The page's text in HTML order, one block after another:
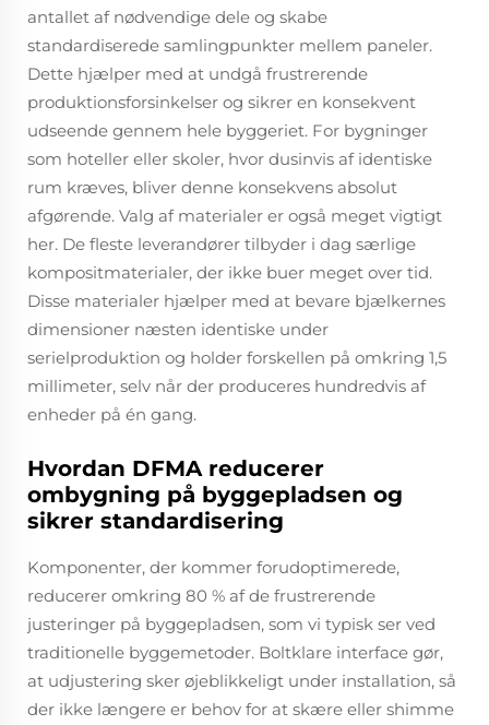
antallet af nødvendige dele og skabe
standardiserede samlingpunkter mellem paneler.
Dette hjælper med at undgå frustrerende
produktionsforsinkelser og sikrer en konsekvent
udseende gennem hele byggeriet. For bygninger
som hoteller eller skoler, hvor dusinvis af identiske
rum kræves, bliver denne konsekvens absolut
afgørende. Valg af materialer er også meget vigtigt
her. De fleste leverandører tilbyder i dag særlige
kompositmaterialer, der ikke buer meget over tid.
Disse materialer hjælper med at bevare bjælkernes
dimensioner næsten identiske under
serielproduktion og holder forskellen på omkring 1,5
millimeter, selv når der produceres hundredvis af
enheder på én gang.
Hvordan DFMA reducerer
ombygning på byggepladsen og
sikrer standardisering
Komponenter, der kommer forudoptimerede,
reducerer omkring 80 % af de frustrerende
justeringer på byggepladsen, som vi typisk ser ved
traditionelle byggemetoder. Boltklare interface gør,
at udjustering sker øjeblikkeligt under installation, så
der ikke længere er behov for at skære eller shimme